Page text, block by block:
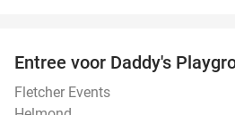
TODAY
Entree voor Daddy's
Fletcher Events